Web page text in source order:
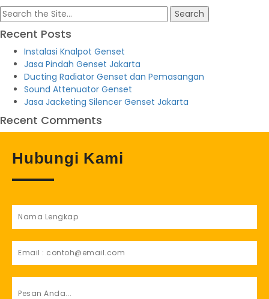
Search
for:
Recent Posts
Instalasi Knalpot Genset
Jasa Pindah Genset Jakarta
Ducting Radiator Genset dan Pemasangan
Sound Attenuator Genset
Jasa Jacketing Silencer Genset Jakarta
Recent Comments
Hubungi Kami